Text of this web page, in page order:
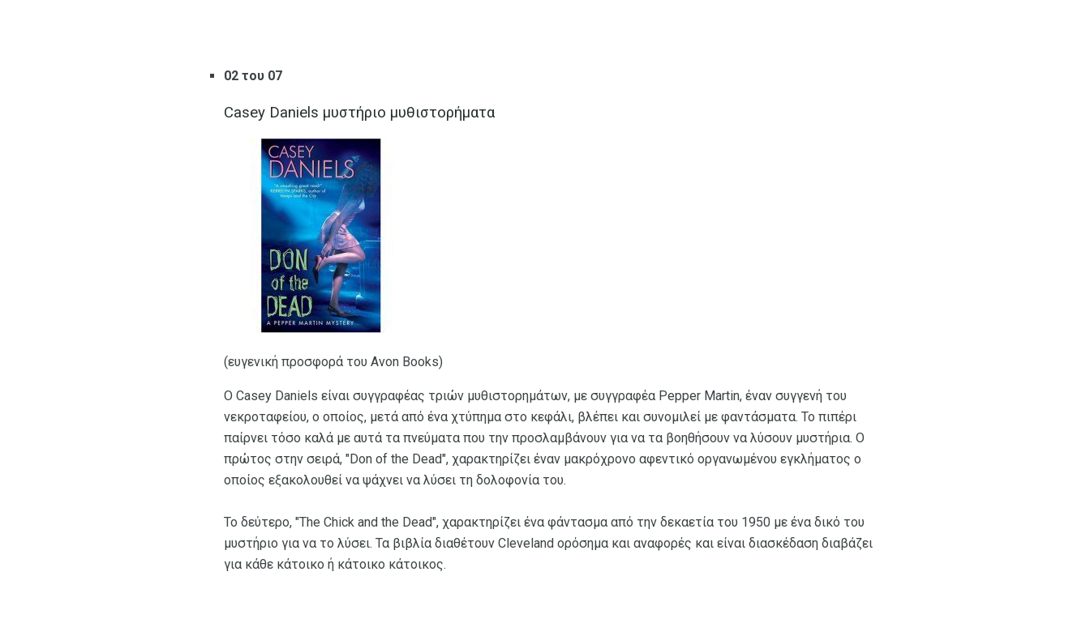
02 του 07
Casey Daniels μυστήριο μυθιστορήματα
(ευγενική προσφορά του Avon Books)
Ο Casey Daniels είναι συγγραφέας τριών μυθιστορημάτων, με συγγραφέα Pepper Martin, έναν συγγενή του
νεκροταφείου, ο οποίος, μετά από ένα χτύπημα στο κεφάλι, βλέπει και συνομιλεί με φαντάσματα. Το πιπέρι
παίρνει τόσο καλά με αυτά τα πνεύματα που την προσλαμβάνουν για να τα βοηθήσουν να λύσουν μυστήρια. Ο
πρώτος στην σειρά, "Don of the Dead", χαρακτηρίζει έναν μακρόχρονο αφεντικό οργανωμένου εγκλήματος ο
οποίος εξακολουθεί να ψάχνει να λύσει τη δολοφονία του.
Το δεύτερο, "The Chick and the Dead", χαρακτηρίζει ένα φάντασμα από την δεκαετία του 1950 με ένα δικό του
μυστήριο για να το λύσει. Τα βιβλία διαθέτουν Cleveland ορόσημα και αναφορές και είναι διασκέδαση διαβάζει
για κάθε κάτοικο ή κάτοικο κάτοικος.